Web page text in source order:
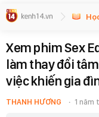
Xem phim Sex
làm thay đổi
việc khiến gia
THANH HƯƠNG 1 năm